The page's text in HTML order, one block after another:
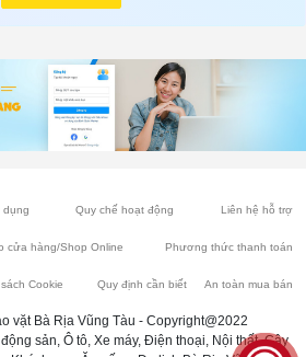
dụng Quy chế hoạt động Liên hệ hỗ trợ
cửa hàng/Shop Online Phương thức thanh toán
Cookie Quy định cần biết An toàn mua bán
vặt Bà Rịa Vũng Tàu - Copyright@2022
sản, Ô tô, Xe máy, Điện thoại, Nội thất, Cây